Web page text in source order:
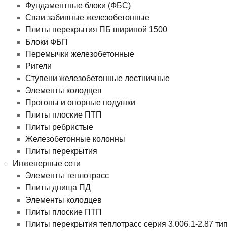
Фундаментные блоки (ФБС)
Сваи забивные железобетонные
Плиты перекрытия ПБ шириной 1500
Блоки ФБП
Перемычки железобетонные
Ригели
Ступени железобетонные лестничные
Элементы колодцев
Прогоны и опорные подушки
Плиты плоские ПТП
Плиты ребристые
Железобетонные колонны
Плиты перекрытия
Инженерные сети
Элементы теплотрасс
Плиты днища ПД
Элементы колодцев
Плиты плоские ПТП
Плиты перекрытия теплотрасс серия 3.006.1-2.87